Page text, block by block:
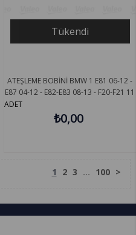
Tükendi
ATEŞLEME BOBİNİ BMW 1 E81 06-12 -
E87 04-12 - E82-E83 08-13 - F20-F21 11
BMW 2 F22-F87 13 245828 VALEO
245730
ADET
₺0,00
1 2 3 ... 100 >